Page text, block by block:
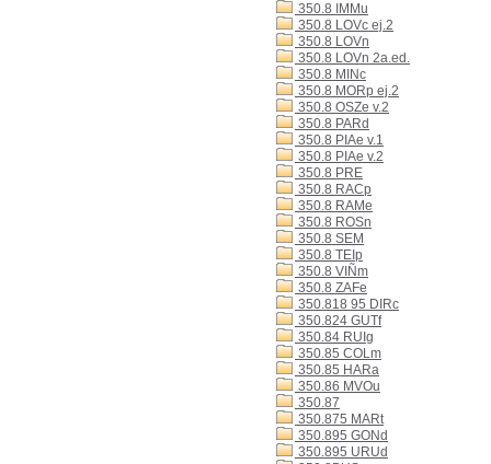
350.8 IMMu
350.8 LOVc ej.2
350.8 LOVn
350.8 LOVn 2a.ed.
350.8 MINc
350.8 MORp ej.2
350.8 OSZe v.2
350.8 PARd
350.8 PIAe v.1
350.8 PIAe v.2
350.8 PRE
350.8 RACp
350.8 RAMe
350.8 ROSn
350.8 SEM
350.8 TEIp
350.8 VIÑm
350.8 ZAFe
350.818 95 DIRc
350.824 GUTf
350.84 RUIg
350.85 COLm
350.85 HARa
350.86 MVOu
350.87
350.875 MARt
350.895 GONd
350.895 URUd